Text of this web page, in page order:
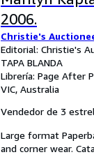
2006.
Christie's
Editorial: Christie's
TAPA BLANDA
Librería: Page After
VIC, Australia
Vendedor de 3
Large format
and corner wear.